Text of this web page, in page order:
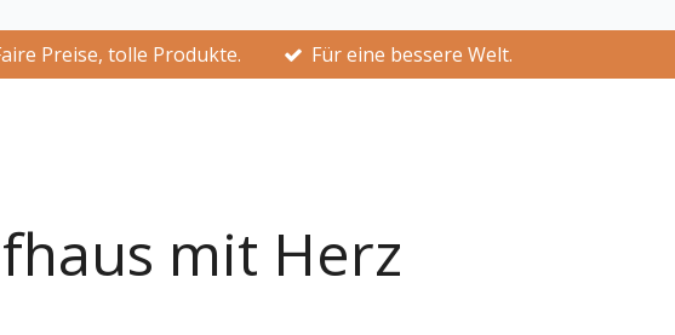
Preise, tolle Produkte. Für eine bessere Welt.
mit Herz